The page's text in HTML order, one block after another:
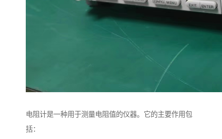
电阻计是一种用于测量电阻值的仪器。它的主要作用包
括：